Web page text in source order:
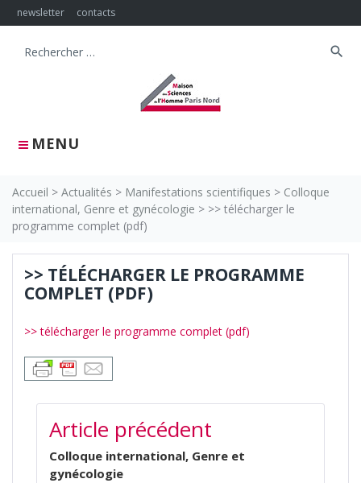
Skip
to
newsletter contacts
MENU
Search
search
Accueil > Actualités > Manifestations scientifiques > Colloque
international, Genre et gynécologie > >> télécharger le
programme complet (pdf)
>> TÉLÉCHARGER LE PROGRAMME
COMPLET (PDF)
>> télécharger le programme complet (pdf)
NAVIGATION
DE
L’ARTICLE
Article précédent
Colloque international, Genre et
gynécologie